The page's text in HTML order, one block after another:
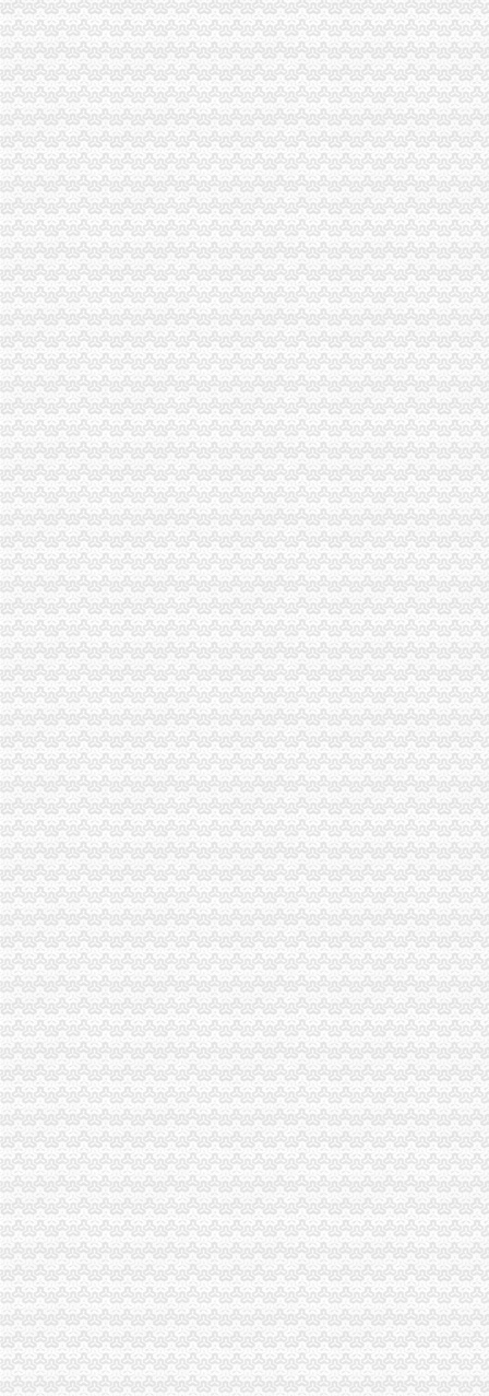
雏鹰农牧：关于对子公司增资的公告_牛财经
亿利能源关于向甘肃光热发电有限公司增资并向其提供建设资金借款的
[收购]五洲交通：关于广西五洲交通股份有限公司增资收购广西堂汉锌
公司增资你需要了解的四种方式！_会计网
有限责任公司增资四个增资流程_亚居投资_新浪博客
【重庆四公里企业法人变更|企业名称变更|企业地址变更】-重庆赶集网
有限责任公司增资的所需的四个条件_搜狐科技_搜狐网
四公司增资发等获批-股票频道-金融界
多家快递公司增资丰巢化后一公里-新北洋（002376）-股票行中
贵公司增资公司如何增资公司增资流程_贵州金诚誉财税管理有限
多家快递公司增资丰巢化后一公里|每经App
江磁材完成四公司增资扩股_第一财经
广东省高速公路发展股份有限公司关于向佛开高速公路有限公司增资扩
【58同城】重庆南岸四公里内资公司注册服务_内资公司注册代理_内资
四基金公司增资：多路资金“抄底”？_第一财经
多家快递公司增资丰巢,后者获20亿元融资|钛快讯_搜狐财经_搜狐网
德豪润达：关于对子公司珠海凯雷电机有限公司增资的公告_德豪润达
湖北宜化：对雷波县华瑞矿业有限公司增资_湖北宜化（000422）股吧
[公告]雏鹰农牧：关于对子公司增资的公告-[中财网]
光正集团：拟增资及收购巴州伟博公路养护服务有限公司部分股权的可
兆新股份：关于对参股子公司青海锦泰钾肥有限公司进行增资的公告
【58同城】重庆南岸四公里验资开户服务_验资开户公司_验资开户办理
公司增资_标签_网易财经
四基金公司增资：多路资金抄底-基金频道-和讯网
中国铝业4家下属公司转股：拟引8家机构共增资126亿_凤凰财经
云南景谷林业股份有限公司关于向全资子公司进行增资的公告_网易新闻
中海集运关于深圳一海通全球供应链管理有限公司增资扩股暨本公司放
中国石化：关于中石化川气东送天然气管道有限公司增资引进投资者的
易世达（）-公司公告-易世达：关于公司增资海南亚希投资有限
今年以来信托公司增资潮起_网易新闻
【58同城】重庆南岸四公里资质证书办理_企业资质代理_资质代办机构
州信息全资子公司向全资孙公司增资4000万美元_TechWeb
【重庆四公里公司资质认证|企业资质认证|企业认证网】-重庆赶集网
今年以来信托公司增资潮起|信托_凤凰财经
智光电气：关于广州供电局有限公司拟增资南电能源综合利用股份有限
公司关于中石化川气东送天然气管道有限公司增资引进投资者的公告|
公司关于中石化川气东送天然气管道有限公司增资引进投资者的公告|
：大秦铁路关于收购山西太兴铁路有限责任公司70%股权并增
万马股份（002276）-公司公告-万马股份：关于使用募集资金对子公司
[关联交易]广汇股份（）关于向＂新疆新能源公司有限公司＂进
雏鹰农牧（002477）关于对子公司增资的公告_雏鹰农牧（002477）
威华股份增资四公司以落实募集资金投向-银行频道-和讯网
湖北宜化：对雷波县华瑞矿业有限公司增资_股票频道_同花顺财经
[关联交易]中工国际：关于向中白工业园区开发股份有限公司增资的关
四川泸天化股份有限公司董事会四届六次会议决议公告-基金频道-和讯网
泸天化：关于对宁夏捷美丰友化工有限公司增资的公告_证券之星
四川泸天化股份有限公司董事会四届六次会议决议公告-券频道-和讯网
四川泸天化股份有限公司董事会四届六次会议决议公告-券频道-和讯网
暴风镜增资获多家公司追捧虚拟现实受关注|暴风镜|虚拟现实_互联
[公司]珠海中富拟对四子公司增资合计4028万元-股票频道-和讯网
方大钢科技股份有限公司对控股子公司增资公告
【重庆四公里税务登记|税务登记证办理|代理税务登记】-重庆赶集网
深圳市兆新能源股份有限公司关于对参股子公司青海锦泰钾肥有限公